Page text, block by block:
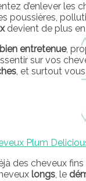
d’enlever les
poussières,
devient de plus
entretenue,
sur vos
, et surtout
Plum
des cheveux
longs, le